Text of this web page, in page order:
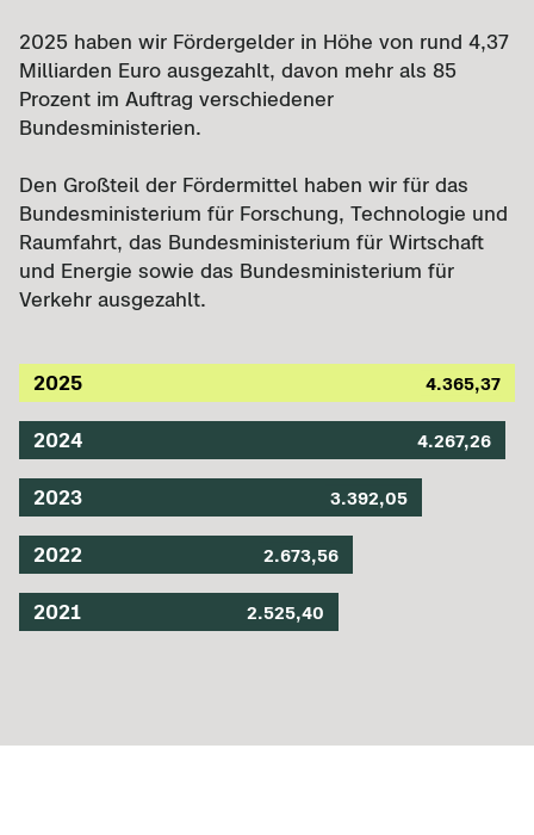
2025 haben wir Fördergelder in Höhe von rund 4,37
Milliarden Euro ausgezahlt, davon mehr als 85
Prozent im Auftrag verschiedener
Bundesministerien.
Den Großteil der Fördermittel haben wir für das
Bundesministerium für Forschung, Technologie und
Raumfahrt, das Bundesministerium für Wirtschaft
und Energie sowie das Bundesministerium für
Verkehr ausgezahlt.
2025 4.365,37
2024 4.267,26
2023 3.392,05
2022 2.673,56
2021 2.525,40